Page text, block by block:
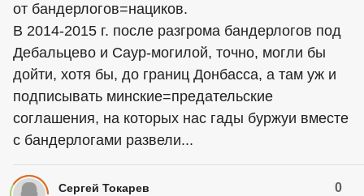
от бандерлогов=нациков.
В 2014-2015 г. после разгрома бандерлогов под
Дебальцево и Саур-могилой, точно, могли бы
дойти, хотя бы, до границ Донбасса, а там уж и
подписывать минские=предательские
соглашения, на которых нас гады буржуи вместе
с бандерлогами развели...
Сергей Токарев 0